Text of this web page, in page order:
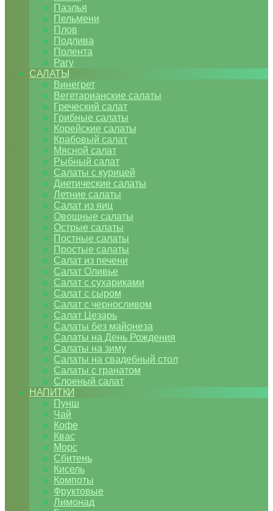
Паэлья
Пельмени
Плов
Подлива
Полента
Рагу
САЛАТЫ
Винегрет
Вегетарианские салаты
Греческий салат
Грибные салаты
Корейские салаты
Крабовый салат
Мясной салат
Рыбный салат
Салаты с курицей
Диетические салаты
Летние салаты
Салат из яиц
Овощные салаты
Острые салаты
Постные салаты
Простые салаты
Салат из печени
Салат Оливье
Салат с сухариками
Салат с сыром
Салат с черносливом
Салат Цезарь
Салаты без майонеза
Салаты на День Рождения
Салаты на зиму
Салаты на свадебный стол
Салаты с гранатом
Слоеный салат
НАПИТКИ
Пунш
Чай
Кофе
Квас
Морс
Сбитень
Кисель
Компоты
Фруктовые
Лимонад